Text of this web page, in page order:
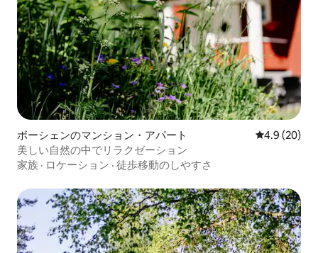
ボーシェンのマンション・アパート レビュー20
4.9 (20)
美しい自然の中でリラクゼーション
家族 · ロケーション · 徒歩移動のしやすさ